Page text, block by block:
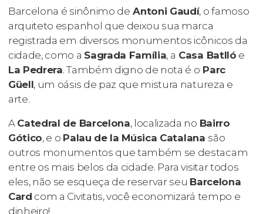
Barcelona é sinônimo de Antoni Gaudí, o famoso
arquiteto espanhol que deixou sua marca
registrada em diversos monumentos icônicos da
cidade, como a Sagrada Família, a Casa Batlló e
La Pedrera. Também digno de nota é o Parc
Güell, um oásis de paz que mistura natureza e
arte.
A Catedral de Barcelona, localizada no Bairro
Gótico, e o Palau de la Música Catalana são
outros monumentos que também se destacam
entre os mais belos da cidade. Para visitar todos
eles, não se esqueça de reservar seu Barcelona
Card com a Civitatis, você economizará tempo e
dinheiro!